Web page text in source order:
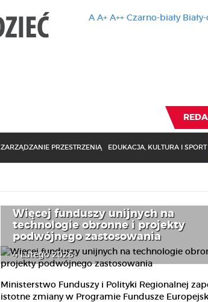
A A+ A++ Czarno-biały
ZARZĄDZANIE PRZESTRZENIĄ EDUKACJA, KULTURA I SPORT
Więcej funduszy unijnych na
technologie obronne i projekty
podwójnego zastosowania
4 Lutego 2026
Ministerstwo Funduszy i Polityki Regionalnej
istotne zmiany w Programie Fundusze